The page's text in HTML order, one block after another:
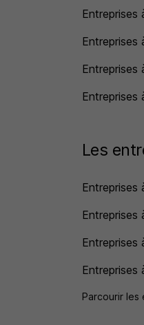
Entreprises
Entreprises
Entreprises
Entreprises
Les
Entreprises
Entreprises
Entreprises
Entreprises
Parcourir les